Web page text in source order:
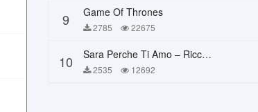
9 Game Of Thrones
2785 22675
10 Sara Perche Ti Amo – Ricchi E Poveri
2535 12692